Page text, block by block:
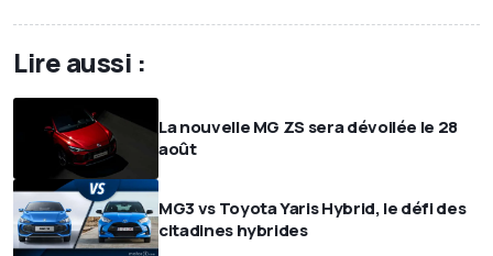
Lire aussi :
La nouvelle MG ZS sera dévoilée le 28
août
MG3 vs Toyota Yaris Hybrid, le défi des
citadines hybrides